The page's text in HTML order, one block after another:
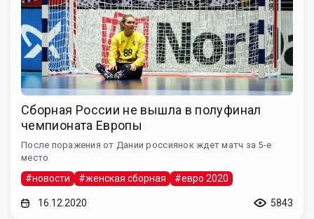
Сборная России не вышла в полуфинал
чемпионата Европы
После поражения от Дании россиянок ждет матч за 5-е
место
#новости #женская сборная #евро 2020
16.12.2020 5843